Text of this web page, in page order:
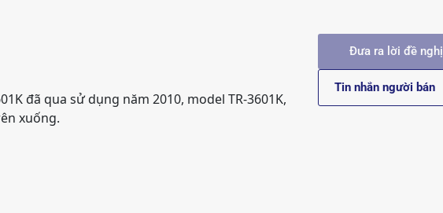
đã qua sử dụng năm 2010, model TR-3601K,
xuống.
Đưa ra lời đề nghị
Tin nhắn người bán